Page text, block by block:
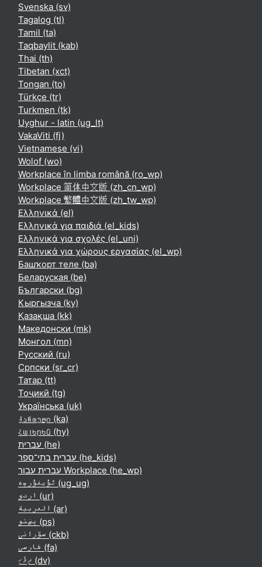
Svenska ‎(sv)‎
Tagalog ‎(tl)‎
Tamil ‎(ta)‎
Taqbaylit ‎(kab)‎
Thai ‎(th)‎
Tibetan ‎(xct)‎
Tongan ‎(to)‎
Türkçe ‎(tr)‎
Turkmen ‎(tk)‎
Uyghur - latin ‎(ug_lt)‎
VakaViti ‎(fj)‎
Vietnamese ‎(vi)‎
Wolof ‎(wo)‎
Workplace în limba română ‎(ro_wp)‎
Workplace 简体中文版 ‎(zh_cn_wp)‎
Workplace 繁體中文版 ‎(zh_tw_wp)‎
Ελληνικά ‎(el)‎
Ελληνικά για παιδιά ‎(el_kids)‎
Ελληνικά για σχολές ‎(el_uni)‎
Ελληνικά για χώρους εργασίας ‎(el_wp)‎
Башҡорт теле ‎(ba)‎
Беларуская ‎(be)‎
Български ‎(bg)‎
Кыргызча ‎(ky)‎
Қазақша ‎(kk)‎
Македонски ‎(mk)‎
Монгол ‎(mn)‎
Русский ‎(ru)‎
Српски ‎(sr_cr)‎
Татар ‎(tt)‎
Тоҷикӣ ‎(tg)‎
Українська ‎(uk)‎
ქართული ‎(ka)‎
Հայերեն ‎(hy)‎
עברית ‎(he)‎
עברית בתי־ספר ‎(he_kids)‎
עברית עבור Workplace ‎(he_wp)‎
ئۇيغۇرچە ‎(ug_ug)‎
اردو ‎(ur)‎
العربية ‎(ar)‎
پښتو ‎(ps)‎
سۆرانی ‎(ckb)‎
فارسی ‎(fa)‎
ދިވެހި ‎(dv)‎